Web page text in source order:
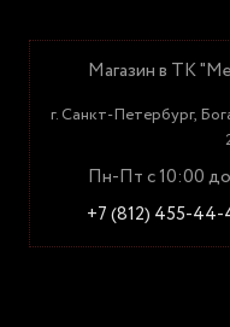
Магазин в ТК
г. Санкт-Петербург,
Пн-Пт с 10:00
+7 (812) 455-